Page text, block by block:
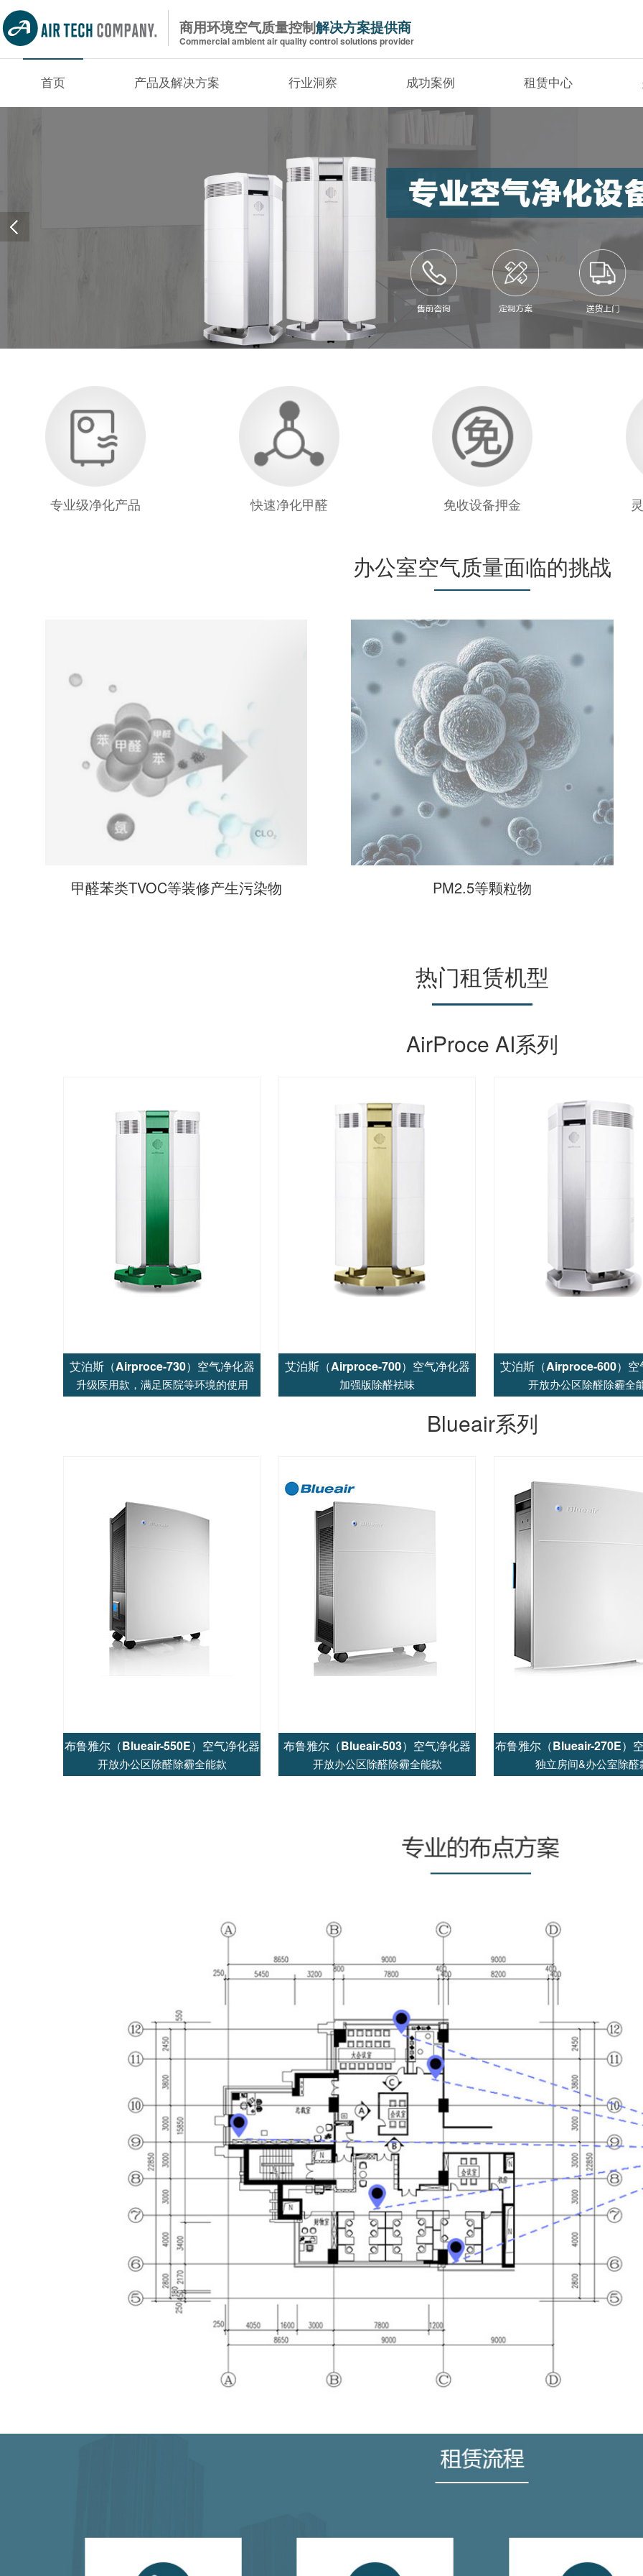
商用环境空气质量控制解决方案提供商
Commercial ambient air quality control solutions provider
首页 产品及解决方案 行业洞察 成功案例 租赁中心
专业级净化产品 快速净化甲醛 免收设备押金
办公室空气质量面临的挑战
甲醛苯类TVOC等装修产生污染物 PM2.5等颗粒物
热门租赁机型
AirProce AI系列
艾泊斯（Airproce-730）空气净化器
升级医用款，满足医院等环境的使用
艾泊斯（Airproce-700）空气净化器
加强版除醛袪味
艾泊斯（Airproce-600）空
开放办公区除醛除霾全
Blueair系列
布鲁雅尔（Blueair-550E）空气净化器
开放办公区除醛除霾全能款
布鲁雅尔（Blueair-503）空气净化器
开放办公区除醛除霾全能款
布鲁雅尔（Blueair-270E）
独立房间&办公室除醛